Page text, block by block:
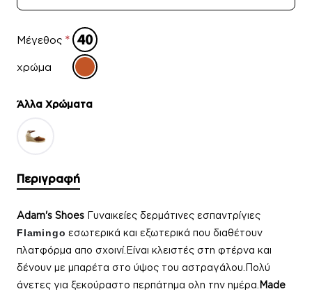
Μέγεθος
χρώμα
Άλλα Xρώματα
Περιγραφή
Adam's Shoes Γυναικείες δερμάτινες εσπαντρίγιες
Flamingo εσωτερικά και εξωτερικά που διαθέτουν
πλατφόρμα απο σχοινί.Είναι κλειστές στη φτέρνα και
δένουν με μπαρέτα στο ύψος του αστραγάλου.Πολύ
άνετες για ξεκούραστο περπάτημα ολη την ημέρα. Μade